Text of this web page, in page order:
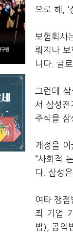
으로 해, '
보험회사
뤄지나
니다. 글
그런데
서 삼성전
주식을 삼
개정을
“사회적
다. 삼성
여타 쟁
죄 기업
법), 공익